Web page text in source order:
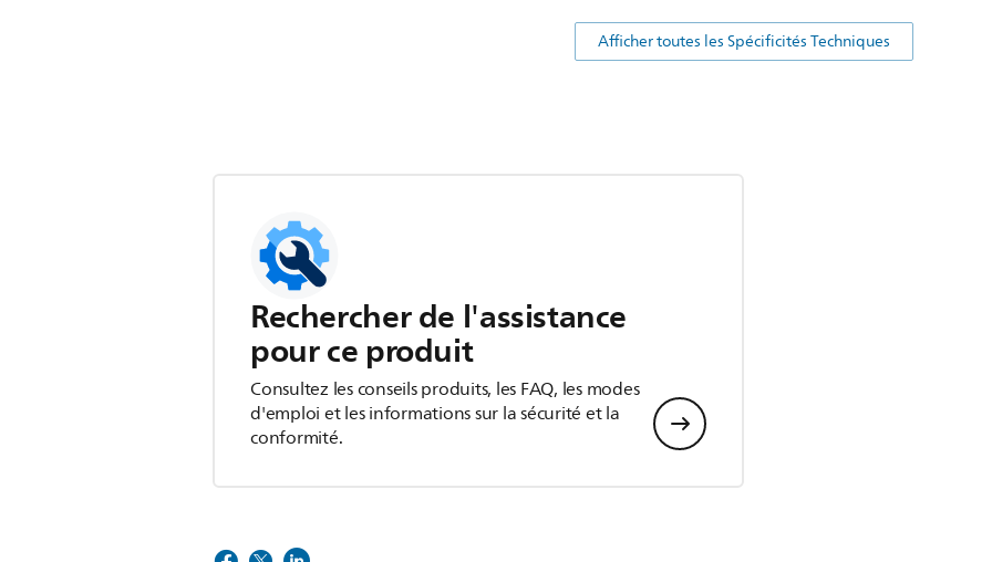
Afficher toutes les Spécificités Techniques
Rechercher de l'assistance
pour ce produit
Consultez les conseils produits, les FAQ, les modes
d'emploi et les informations sur la sécurité et la
conformité.